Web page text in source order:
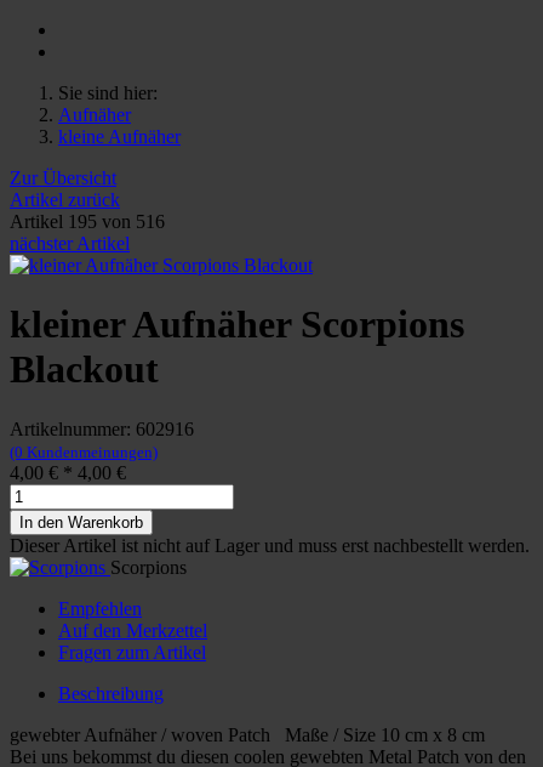
Sie sind hier:
Aufnäher
kleine Aufnäher
Zur Übersicht
Artikel zurück
Artikel 195 von 516
nächster Artikel
kleiner Aufnäher Scorpions
Blackout
Artikelnummer: 602916
(0 Kundenmeinungen)
4,00 € * 4,00 €
In den Warenkorb
Dieser Artikel ist nicht auf Lager und muss erst nachbestellt werden.
Scorpions
Empfehlen
Auf den Merkzettel
Fragen zum Artikel
Beschreibung
gewebter Aufnäher / woven Patch Maße / Size 10 cm x 8 cm
Bei uns bekommst du diesen coolen gewebten Metal Patch von den